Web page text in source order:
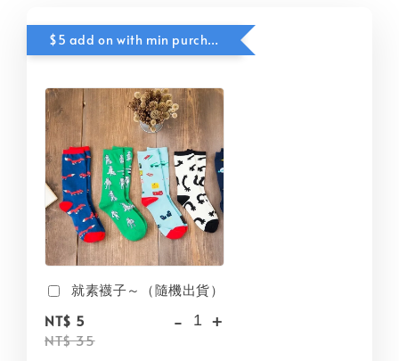
$5 add on with min purchase
就素襪子～（隨機出貨）
NT$ 5
NT$ 35
- +